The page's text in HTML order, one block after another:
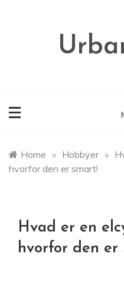
Home » Hobbyer »
hvorfor den er smart!
Hvad er en
hvorfor den er